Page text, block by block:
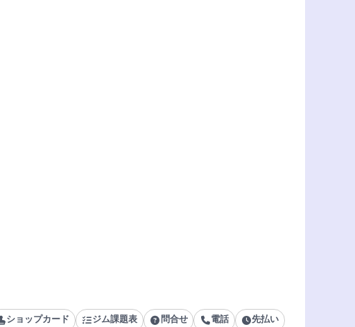
ショップカード ジム課題表 問合せ 電話 先払い